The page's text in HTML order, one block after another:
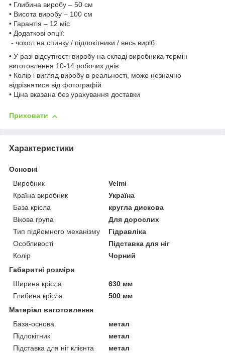
• Глибина виробу – 50 см
• Висота виробу – 100 см
• Гарантія – 12 міс
• Додаткові опції:
- чохол на спинку / підлокітники / весь виріб
• У разі відсутності виробу на складі виробника термін
виготовлення 10-14 робочих днів
• Колір і вигляд виробу в реальності, може незначно
відрізнятися від фотографій
• Ціна вказана без урахування доставки
Приховати
Характеристики
Основні
Виробник
Velmi
Країна виробник
Україна
База крісла
кругла дискова
Вікова група
Для дорослих
Тип підйомного механізму
Гідравліка
Особливості
Підставка для ніг
Колір
Чорний
Габаритні розміри
Ширина крісла
630 мм
Глибина крісла
500 мм
Матеріал виготовлення
База-основа
метал
Підлокітник
метал
Підставка для ніг клієнта
метал